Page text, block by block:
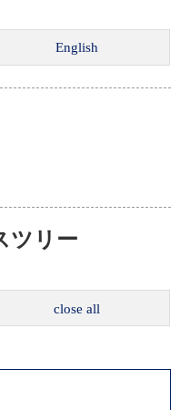
ツリー
close all